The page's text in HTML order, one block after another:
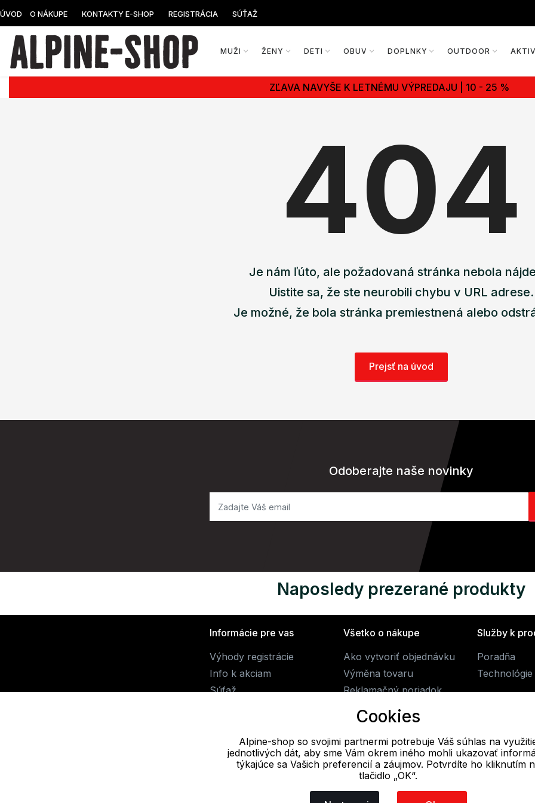
ÚVOD O NÁKUPE KONTAKTY E-SHOP REGISTRÁCIA SÚŤAŽ
MUŽI ŽENY DETI OBUV DOPLNKY OUTDOOR
ZĽAVA NAVYŠE K LETNÉMU VÝPREDAJU | 10 - 25 %
404
Je nám ľúto, ale požadovaná stránka nebola
Uistite sa, že ste neurobili chybu v URL adrese.
Je možné, že bola stránka premiestnená alebo
Prejsť na úvod
Odoberajte naše novinky
Naposledy prezerané produkty
Informácie pre vas
Výhody registrácie
Info k akciam
Súťaž
Všetko o nákupe
Ako vytvoriť objednávku
Výměna tovaru
Reklamačný poriadok
Obchodné podmienky
Doprava
Služby k
Poradňa
Technológie
E-mail
Online
info@alpine-shop.sk
Cookies
Alpine-shop so svojimi partnermi potrebuje Váš súhlas na
jednotlivých dát, aby sme Vám okrem iného mohli ukazovať
týkajúce sa Vašich preferencií a záujmov. Potvrdíte ho kliknutím
tlačidlo „OK“.